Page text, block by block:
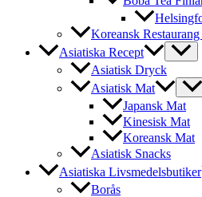
Koreansk
Asiatiska Recept
Asiatisk Dryck
Asiatisk Mat
Japansk Mat
Kinesisk Mat
Koreansk Mat
Asiatisk Snacks
Asiatiska Livsmedelsbutiker
Borås